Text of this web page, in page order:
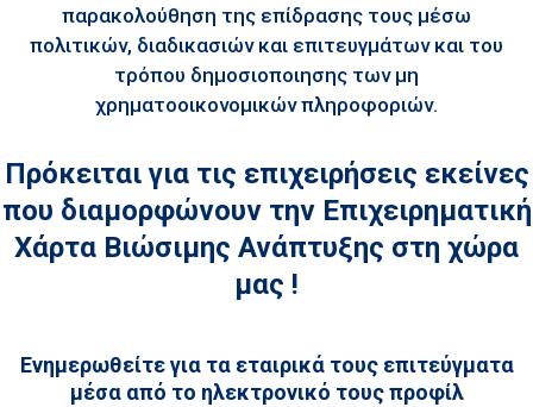
παρακολούθηση της επίδρασης τους μέσω
πολιτικών, διαδικασιών και επιτευγμάτων και του
τρόπου δημοσιοποιησης των μη
χρηματοοικονομικών πληροφοριών.
Πρόκειται για τις επιχειρήσεις εκείνες
που διαμορφώνουν την Επιχειρηματική
Χάρτα Βιώσιμης Ανάπτυξης στη χώρα
μας !
Ενημερωθείτε για τα εταιρικά τους επιτεύγματα
μέσα από το ηλεκτρονικό τους προφίλ